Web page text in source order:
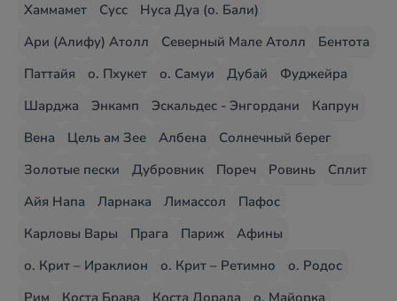
Хаммамет
Сусс
Нуса Дуа (о. Бали)
Ари (Алифу) Атолл
Северный Мале Атолл
Бентота
Паттайя
о. Пхукет о. Самуи Дубай
Фуджейра
Шарджа
Энкамп Эскальдес - Энгордани
Капрун
Вена
Цель ам Зее Албена
Солнечный берег
Золотые пески
Дубровник Пореч Ровинь
Сплит
Айя Напа
Ларнака Лимассол
Пафос
Карловы Вары
Прага Париж
Афины
о. Крит – Ираклион
о. Крит – Ретимно
о. Родос
Рим
Коста Брава Коста Дорада
о. Майорка